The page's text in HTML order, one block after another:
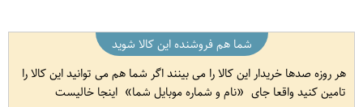
شما هم فروشنده این کالا شوید
هر روزه صدها خریدار این کالا را می بینند اگر شما هم می توانید این کالا را
تامین کنید واقعا جای
نام و شماره موبایل شما اینجا خالیست